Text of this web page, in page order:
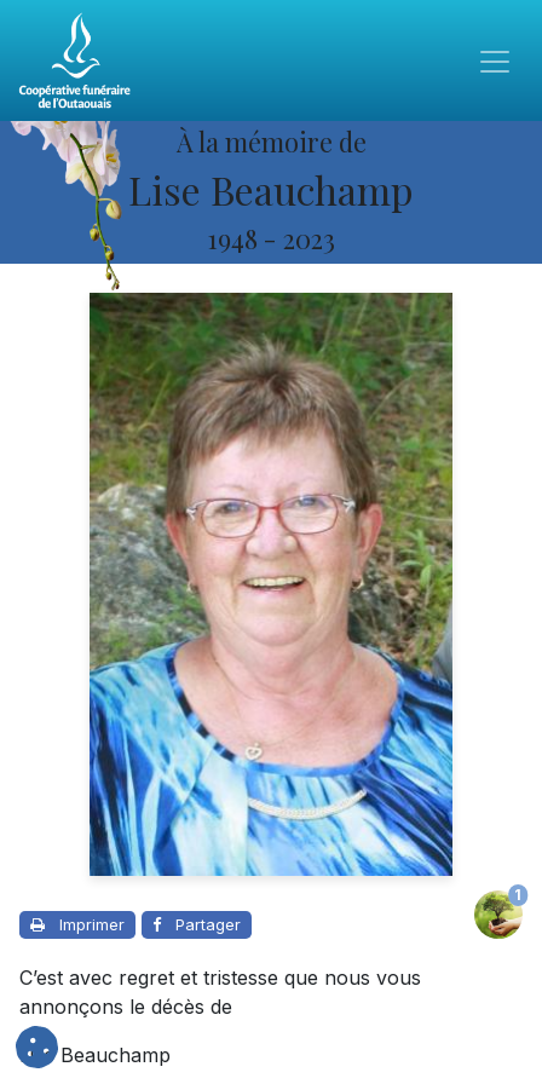
À la mémoire de
Lise Beauchamp
1948 - 2023
Imprimer Partager
1
C’est avec regret et tristesse que nous vous
annonçons le décès de
Lise Beauchamp